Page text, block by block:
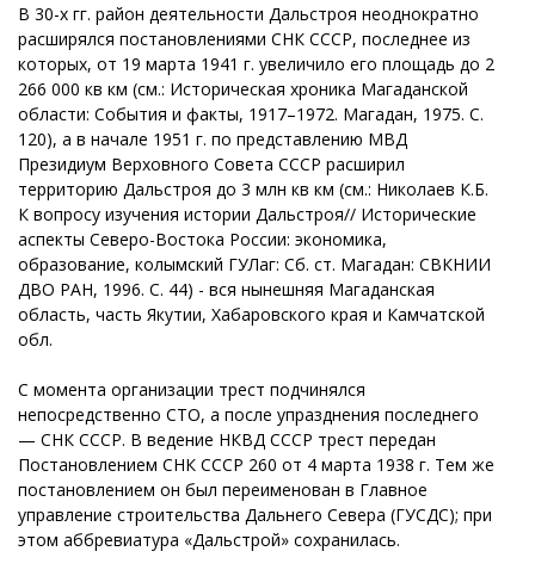
В 30-х гг. район деятельности Дальстроя неоднократно
расширялся постановлениями СНК СССР, последнее из
которых, от 19 марта 1941 г. увеличило его площадь до 2
266 000 кв км (см.: Историческая хроника Магаданской
области: События и факты, 1917–1972. Магадан, 1975. С.
120), а в начале 1951 г. по представлению МВД
Президиум Верховного Совета СССР расширил
территорию Дальстроя до 3 млн кв км (см.: Николаев К.Б.
К вопросу изучения истории Дальстроя// Исторические
аспекты Северо-Востока России: экономика,
образование, колымский ГУЛаг: Сб. ст. Магадан: СВКНИИ
ДВО РАН, 1996. С. 44) - вся нынешняя Магаданская
область, часть Якутии, Хабаровского края и Камчатской
обл.
С момента организации трест подчинялся
непосредственно СТО, а после упразднения последнего
— СНК СССР. В ведение НКВД СССР трест передан
Постановлением СНК СССР 260 от 4 марта 1938 г. Тем же
постановлением он был переименован в Главное
управление строительства Дальнего Севера (ГУСДС); при
этом аббревиатура «Дальстрой» сохранилась.